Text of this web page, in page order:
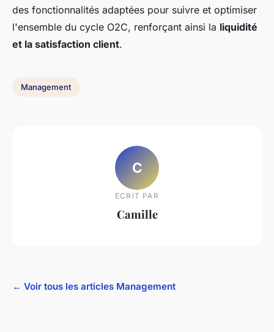
des fonctionnalités adaptées pour suivre et optimiser
l'ensemble du cycle O2C, renforçant ainsi la liquidité
et la satisfaction client.
Management
C
ECRIT PAR
Camille
← Voir tous les articles Management